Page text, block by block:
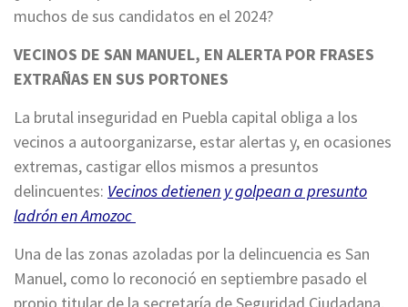
muchos de sus candidatos en el 2024?
VECINOS DE SAN MANUEL, EN ALERTA POR FRASES
EXTRAÑAS EN SUS PORTONES
La brutal inseguridad en Puebla capital obliga a los
vecinos a autoorganizarse, estar alertas y, en ocasiones
extremas, castigar ellos mismos a presuntos
delincuentes: Vecinos detienen y golpean a presunto
ladrón en Amozoc
Una de las zonas azoladas por la delincuencia es San
Manuel, como lo reconoció en septiembre pasado el